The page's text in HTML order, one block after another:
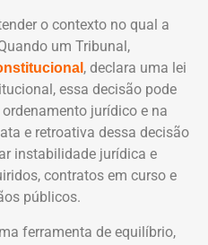
o contexto no qual a
um Tribunal,
, declara uma lei
essa decisão pode
jurídico e na
e retroativa dessa decisão
instabilidade jurídica e
contratos em curso e
públicos.
ferramenta de equilíbrio,